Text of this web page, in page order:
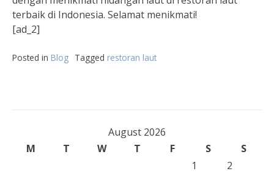
terbaik di Indonesia. Selamat menikmati!
[ad_2]
Posted in Blog Tagged restoran laut
August 2026
M
T W T F S
S
1
2